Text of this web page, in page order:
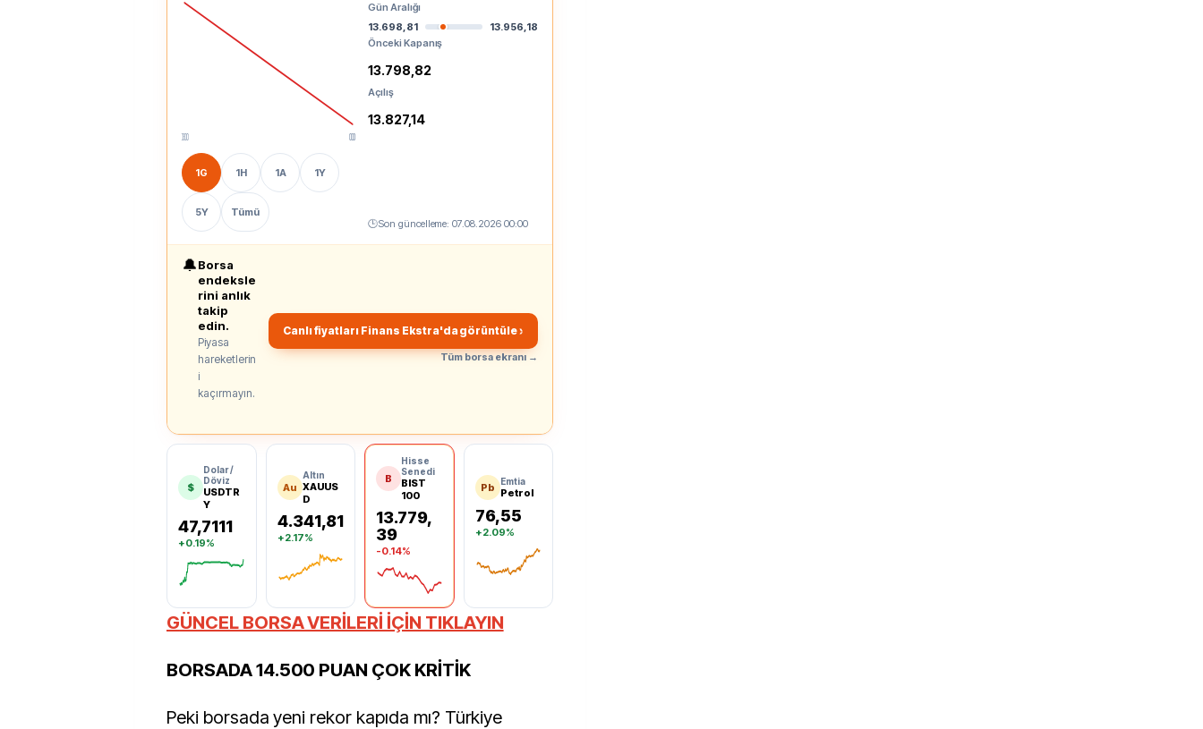
00:00
00:00 00:00
00:00
00:00
1G 1H 1A 1Y
5Y Tümü
Gün Aralığı
13.698,81
13.956,18
Önceki Kapanış
13.798,82
Açılış
13.827,14
🕒Son güncelleme:07.08.2026 00:00
🔔Borsa
endeksle
rini anlık
takip
edin.
Piyasa
hareketlerin
i
kaçırmayın.
Canlı fiyatları Finans Ekstra'da görüntüle ›
Tüm borsa ekranı →
$
Dolar /
Döviz
USDTR
Y
47,7111
+0.19%
Au
Altın
XAUUS
D
4.341,81
+2.17%
B
Hisse
Senedi
BIST
100
13.779,
39
-0.14%
Pb Emtia
Petrol
76,55
+2.09%
GÜNCEL BORSA VERİLERİ İÇİN TIKLAYIN
BORSADA 14.500 PUAN ÇOK KRİTİK
Peki borsada yeni rekor kapıda mı? Türkiye